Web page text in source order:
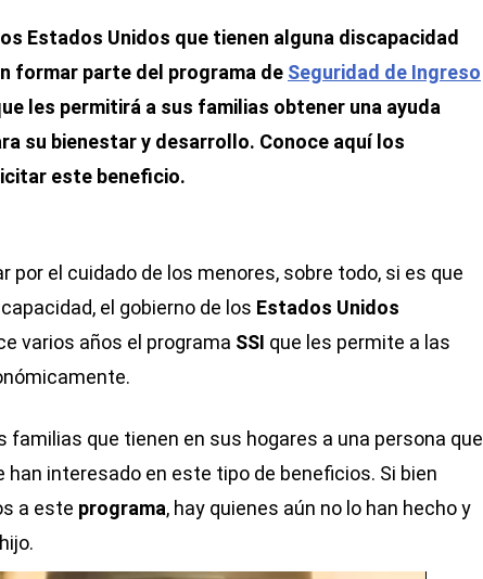
Estados Unidos que tienen alguna discapacidad
formar parte del programa de Seguridad de Ingreso
les permitirá a sus familias obtener una ayuda
su bienestar y desarrollo. Conoce aquí los
este beneficio.
por el cuidado de los menores, sobre todo, si es que
el gobierno de los Estados Unidos
varios años el programa SSI que les permite a las
familias que tienen en sus hogares a una persona que
han interesado en este tipo de beneficios. Si bien
a este programa, hay quienes aún no lo han hecho y